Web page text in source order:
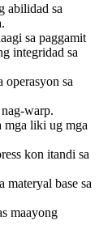
abilidad sa
sa paggamit
integridad sa
operasyon sa
warp.
mga liki ug mga
kon itandi sa
materyal base sa
maayong